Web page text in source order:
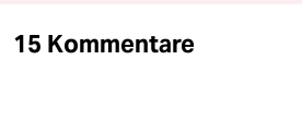
15 Kommentare